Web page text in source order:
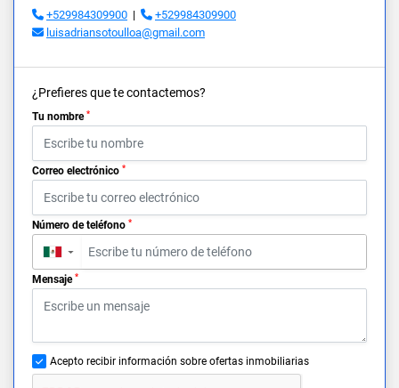
+529984309900 |
+529984309900
luisadriansotoulloa@gmail.com
¿Prefieres que te contactemos?
Tu nombre *
Correo electrónico *
Número de teléfono *
▼
Mensaje *
Acepto recibir información sobre ofertas inmobiliarias